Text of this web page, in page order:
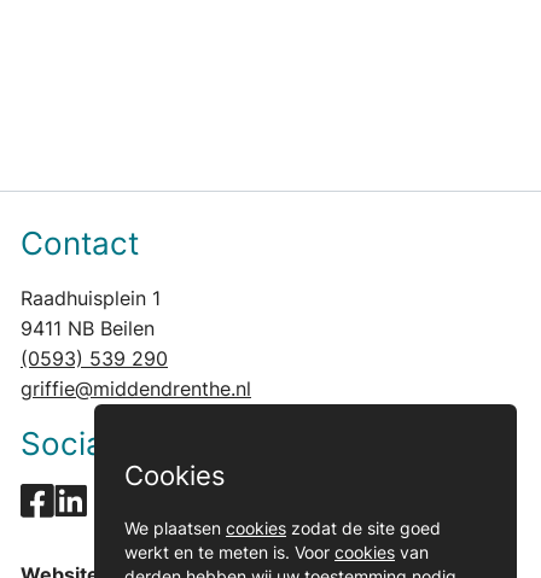
Contact
Raadhuisplein 1
9411 NB Beilen
(0593) 539 290
griffie@middendrenthe.nl
Social media
Cookies
We plaatsen cookies zodat de site goed
werkt en te meten is. Voor cookies van